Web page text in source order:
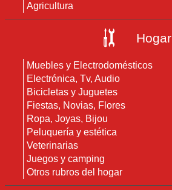
Agricultura
Hogar
Muebles y Electrodomésticos
Electrónica, Tv, Audio
Bicicletas y Juguetes
Fiestas, Novias, Flores
Ropa, Joyas, Bijou
Peluquería y estética
Veterinarias
Juegos y camping
Otros rubros del hogar